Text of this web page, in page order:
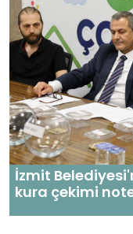
İzmit
kura çekimi